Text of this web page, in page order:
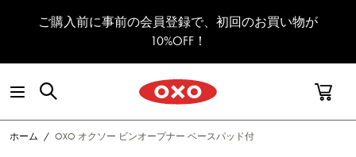
ご購入前に事前の会員登録で、初回のお買い物が
10%OFF！
ホーム / OXO オクソー ビンオープナー ベースパッド付